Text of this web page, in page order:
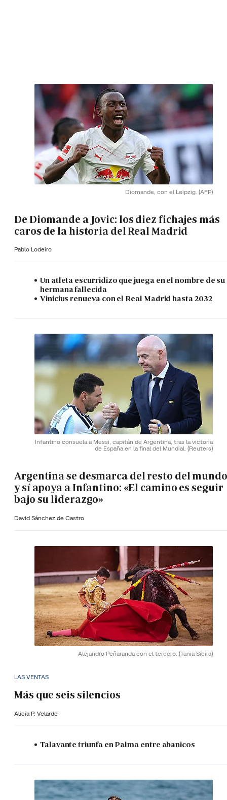
Diomande, con el Leipzig. (AFP)
De Diomande a Jovic: los diez fichajes más
caros de la historia del Real Madrid
Pablo Lodeiro
Un atleta escurridizo que juega en el nombre de su
hermana fallecida
Vinicius renueva con el Real Madrid hasta 2032
Infantino consuela a Messi, capitán de Argentina, tras la victoria
de España en la final del Mundial. (Reuters)
Argentina se desmarca del resto del mundo
y sí apoya a Infantino: «El camino es seguir
bajo su liderazgo»
David Sánchez de Castro
Alejandro Peñaranda con el tercero. (Tania Sieira)
LAS VENTAS
Más que seis silencios
Alicia P. Velarde
Talavante triunfa en Palma entre abanicos